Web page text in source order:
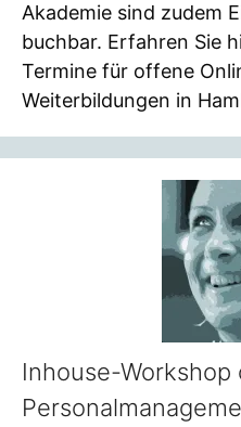
Akademie sind zudem
buchbar. Erfahren Sie
Termine für offene
Weiterbildungen in
Inhouse-